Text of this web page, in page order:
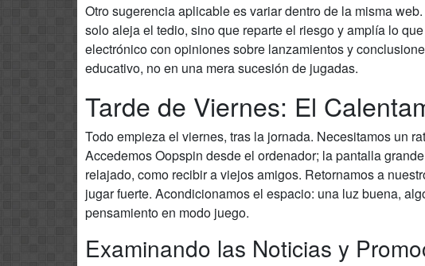
Otro sugerencia aplicable es variar dentro de la misma
solo aleja el tedio, sino que reparte el riesgo y amplía lo
electrónico con opiniones sobre lanzamientos y
educativo, no en una mera sucesión de jugadas.
Tarde de Viernes: El
Todo empieza el viernes, tras la jornada. Necesitamos un
Accedemos Oopspin desde el ordenador; la pantalla
relajado, como recibir a viejos amigos. Retornamos a
jugar fuerte. Acondicionamos el espacio: una luz buena,
pensamiento en modo juego.
Examinando las Noticias y